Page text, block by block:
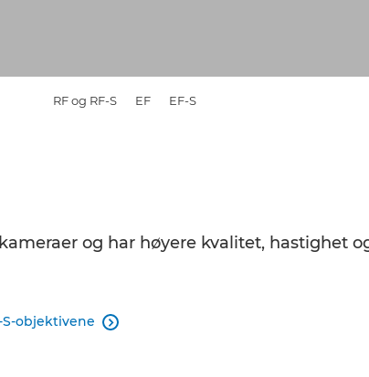
RF og RF-S EF EF-S
og har høyere kvalitet,
S-objektivene 